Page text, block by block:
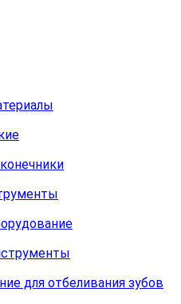
для отбеливания зубов